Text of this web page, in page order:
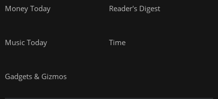
Money Today Reader's Digest
Music Today Time
Gadgets & Gizmos